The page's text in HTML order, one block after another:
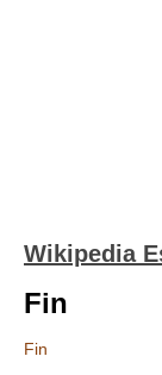
Wikipedia
Fin
Fin